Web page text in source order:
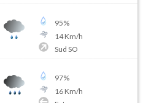
95%
14Km/h
Sud SO
97%
16Km/h